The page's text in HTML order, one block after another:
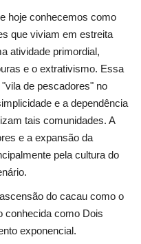
hoje conhecemos como
que viviam em estreita
atividade primordial,
e o extrativismo. Essa
de pescadores" no
e a dependência
tais comunidades. A
e a expansão da
pela cultura do
do cacau como o
conhecida como Dois
exponencial.